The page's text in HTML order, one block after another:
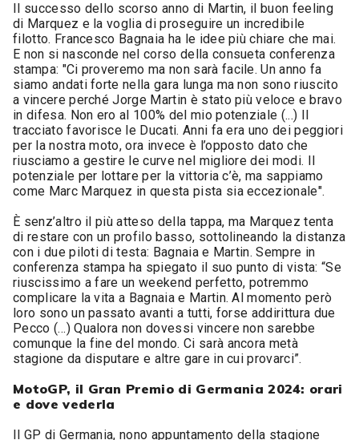
Il successo dello scorso anno di Martin, il buon feeling
di Marquez e la voglia di proseguire un incredibile
filotto. Francesco Bagnaia ha le idee più chiare che mai.
E non si nasconde nel corso della consueta conferenza
stampa: "Ci proveremo ma non sarà facile. Un anno fa
siamo andati forte nella gara lunga ma non sono riuscito
a vincere perché Jorge Martin è stato più veloce e bravo
in difesa. Non ero al 100% del mio potenziale (...) Il
tracciato favorisce le Ducati. Anni fa era uno dei peggiori
per la nostra moto, ora invece è l’opposto dato che
riusciamo a gestire le curve nel migliore dei modi. Il
potenziale per lottare per la vittoria c’è, ma sappiamo
come Marc Marquez in questa pista sia eccezionale".
È senz’altro il più atteso della tappa, ma Marquez tenta
di restare con un profilo basso, sottolineando la distanza
con i due piloti di testa: Bagnaia e Martin. Sempre in
conferenza stampa ha spiegato il suo punto di vista: “Se
riuscissimo a fare un weekend perfetto, potremmo
complicare la vita a Bagnaia e Martin. Al momento però
loro sono un passato avanti a tutti, forse addirittura due
Pecco (…) Qualora non dovessi vincere non sarebbe
comunque la fine del mondo. Ci sarà ancora metà
stagione da disputare e altre gare in cui provarci”.
MotoGP, il Gran Premio di Germania 2024: orari
e dove vederla
Il GP di Germania, nono appuntamento della stagione